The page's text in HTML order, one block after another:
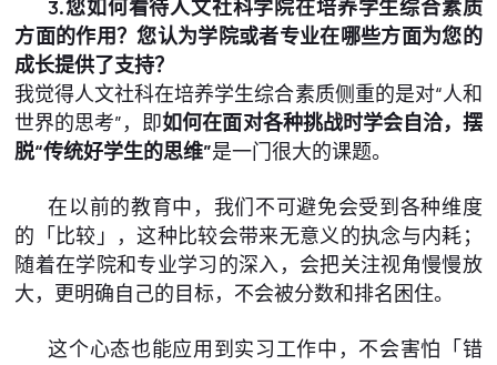
3.您如何看待人文社科学院在培养学生综合素质
方面的作用？您认为学院或者专业在哪些方面为您的
成长提供了支持？
我觉得人文社科在培养学生综合素质侧重的是对“人和
世界的思考”，即如何在面对各种挑战时学会自洽，摆
脱“传统好学生的思维”是一门很大的课题。
在以前的教育中，我们不可避免会受到各种维度
的「比较」，这种比较会带来无意义的执念与内耗；
随着在学院和专业学习的深入，会把关注视角慢慢放
大，更明确自己的目标，不会被分数和排名困住。
这个心态也能应用到实习工作中，不会害怕「错